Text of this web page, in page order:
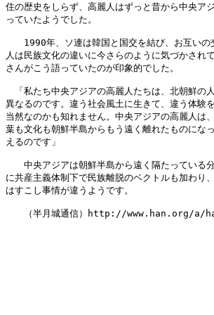
住の歴史をしらず、高麗人はずっと昔から中央ア
っていたようでした。
1990年、ソ連は韓国と国交を結び、お互いの
人は民族文化の違いに今さらのように気づかされ
さんがこう語っていたのが印象的でした。
「私たち中央アジアの高麗人たちは、北朝鮮の
異なるのです。違う社会風土に生きて、違う体験
当然なのかも知れません。中央アジアの高麗人は
葉も文化も朝鮮半島からもう遠く離れたものにな
えるのです」
中央アジアは朝鮮半島から遠く隔たっている
に共産主義体制下で民族離脱のベクトルも加わり
はすこし事情が違うようです。
（半月城通信）http://www.han.org/a/